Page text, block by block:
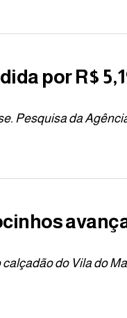
por R$
Pesquisa da
do Vila do